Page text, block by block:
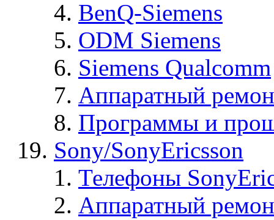
BenQ-Siemens
ODM Siemens
Siemens Qualcomm
Аппаратный
Программы и
Sony/SonyEricsson
Телефоны
Аппаратный